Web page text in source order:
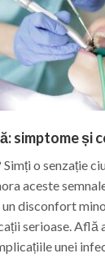
simptome și
Simți o senzație
aceste
disconfort
serioase. Află
unei